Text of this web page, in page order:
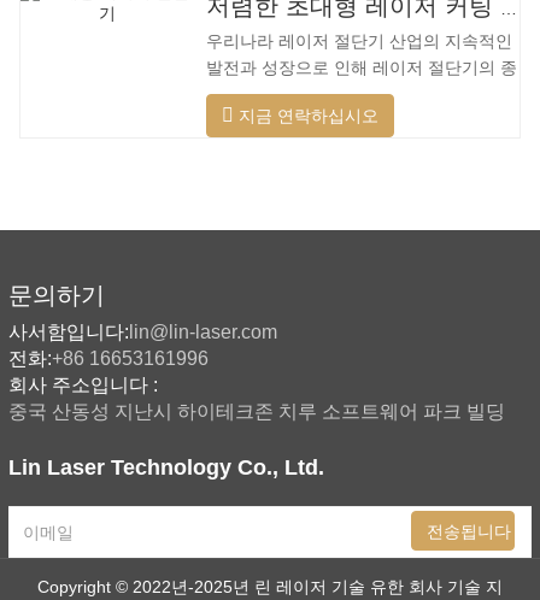
습니다. 저전력에서 고출력 레이저 범위까
지. 레이저 헤드는 자동으로 장애물을 피
할 수 있습니다. 레이저 헤드는 높은 동적
반응을 수행하고 장애물을 사전에 예측하
며 레이저 헤드를 최대한 보호할 수 있습
저렴한 초대형 레이저 커팅 머신
우리나라 레이저 절단기 산업의 지속적인
발전과 성장으로 인해 레이저 절단기의 종
류가 점점 더 많아지고 있으며 레이저 절
단기의 모델이 지속적으로 풍부해지고 있
개발 및 생산에서 큰 진전이 이루어졌습니
대한 업계 요구 사항이 계속 증가함에 따
라 Lin 레이저 초대형 LG 시리즈
지금 연락하십시오
문의하기
사서함입니다: lin@lin-laser.com
전화:+86 16653161996
회사 주소입니다 :
중국 산동성 지난시 하이테크존 치루 소프트웨어 파크 빌딩
Lin Laser Technology Co., Ltd.
전송됩니다
Copyright © 2022년-2025년 린 레이저 기술 유한 회사 기술 지